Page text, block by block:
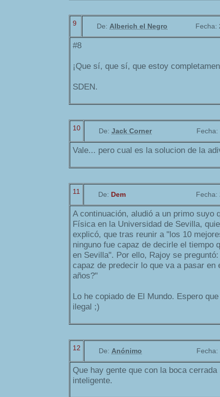
9 De: Alberich el Negro Fecha:
#8
¡Que sí, que sí, que estoy
SDEN.
10 De: Jack Corner Fecha:
Vale... pero cual es la solucion de la
11 De: Dem Fecha:
A continuación, aludió a un primo suyo
Física en la Universidad de Sevilla,
explicó, que tras reunir a "los 10
ninguno fue capaz de decirle el tiempo
en Sevilla". Por ello, Rajoy se
capaz de predecir lo que va a pasar en
años?"
Lo he copiado de El Mundo. Espero
ilegal ;)
12 De: Anónimo Fecha:
Que hay gente que con la boca
inteligente.